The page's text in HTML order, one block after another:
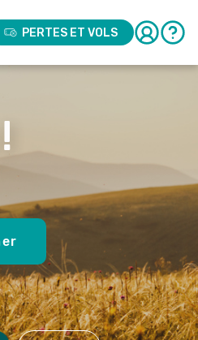
PERTES ET VOLS